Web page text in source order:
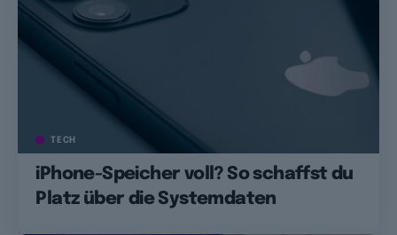
TECH
iPhone-Speicher voll? So schaffst du
Platz über die Systemdaten